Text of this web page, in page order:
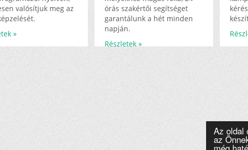
Az oldal
az
valósítjuk meg az
»
órás szakértői segítséget
garantálunk a hét minden
napján.
Részletek »